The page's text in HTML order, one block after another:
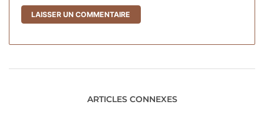
ARTICLES CONNEXES